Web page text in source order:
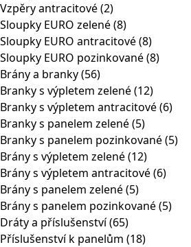
Vzpěry antracitové(2)
Sloupky EURO zelené(8)
Sloupky EURO antracitové(8)
Sloupky EURO pozinkované(8)
Brány a branky(56)
Branky s výpletem zelené(12)
Branky s výpletem antracitové(6)
Branky s panelem zelené(5)
Branky s panelem pozinkované(5)
Brány s výpletem zelené(12)
Brány s výpletem antracitové(6)
Brány s panelem zelené(5)
Brány s panelem pozinkované(5)
Dráty a příslušenství(65)
Příslušenství k panelům (18)